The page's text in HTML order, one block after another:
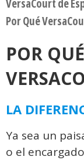
VersaCourt de
Por Qué
POR
LA
Ya sea un
o el